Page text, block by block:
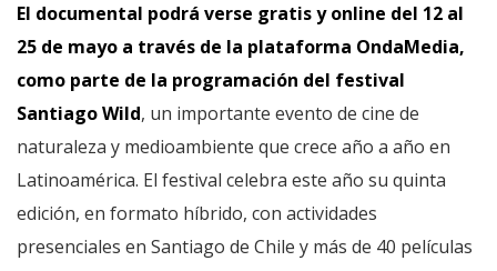
El documental podrá verse gratis y online del 12 al
25 de mayo a través de la plataforma OndaMedia,
como parte de la programación del festival
Santiago Wild, un importante evento de cine de
naturaleza y medioambiente que crece año a año en
Latinoamérica. El festival celebra este año su quinta
edición, en formato híbrido, con actividades
presenciales en Santiago de Chile y más de 40 películas